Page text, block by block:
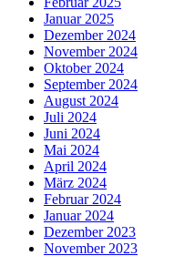
Januar 2025
Dezember 2024
November 2024
Oktober 2024
September 2024
August 2024
Juli 2024
Juni 2024
Mai 2024
April 2024
März 2024
Februar 2024
Januar 2024
Dezember 2023
November 2023